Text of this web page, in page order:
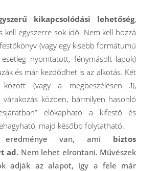
kikapcsolódási lehetőség,
kell egyszerre sok idő. Nem kell hozzá
(vagy egy kisebb formátumú
nyomtatott, fénymásolt lapok)
és már kezdődhet is az alkotás. Két
között (vagy a megbeszélésenJ),
várakozás közben, bármilyen hasonló
előkapható a kifestő és
majd később folytatható.
eredménye van, ami biztos
ad. Nem lehet elrontani. Művészek
adják az alapot, így a fele már